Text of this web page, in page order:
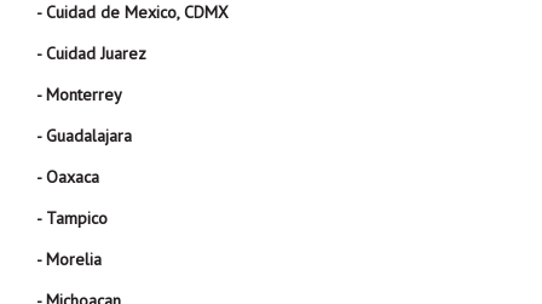
- Cuidad de Mexico, CDMX
- Cuidad Juarez
- Monterrey
- Guadalajara
- Oaxaca
- Tampico
- Morelia